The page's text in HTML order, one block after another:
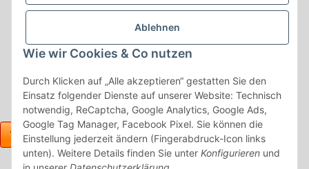
Ablehnen
Wie wir Cookies & Co nutzen
Durch Klicken auf „Alle akzeptieren“ gestatten Sie den
Einsatz folgender Dienste auf unserer Website: Technisch
notwendig, ReCaptcha, Google Analytics, Google Ads,
Google Tag Manager, Facebook Pixel. Sie können die
Einstellung jederzeit ändern (Fingerabdruck-Icon links
unten). Weitere Details finden Sie unter Konfigurieren und
Produkt Informationen
Shop Informationen
Gesetzliche Informationen